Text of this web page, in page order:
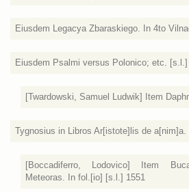
Eiusdem Legacya Zbaraskiego. In 4to
Eiusdem Psalmi versus Polonico; etc.
[Twardowski, Samuel Ludwik] Item
Tygnosius in Libros Ar[istote]lis de a[nim]a.
[Boccadiferro, Lodovico] Item
Meteoras. In fol.[io] [s.l.] 1551